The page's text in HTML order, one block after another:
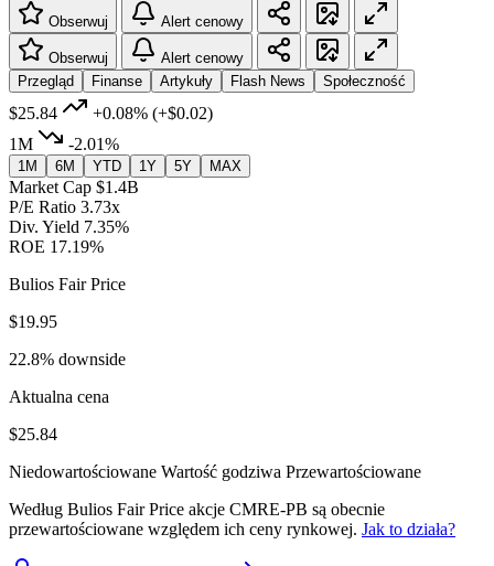
Obserwuj Alert cenowy
Obserwuj
Alert cenowy
Przegląd
Finanse Artykuły Flash News Społeczność
$25.84 +0.08% (+$0.02)
1M
-2.01%
1M 6M YTD 1Y 5Y MAX
Market Cap $1.4B
P/E Ratio 3.73x
Div. Yield 7.35%
ROE 17.19%
Bulios Fair Price
$19.95
22.8% downside
Aktualna cena
$25.84
Niedowartościowane Wartość godziwa Przewartościowane
Według Bulios Fair Price akcje CMRE-PB są obecnie
przewartościowane względem ich ceny rynkowej. Jak to działa?